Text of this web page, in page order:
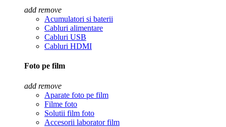
add remove
Acumulatori si baterii
Cabluri alimentare
Cabluri USB
Cabluri HDMI
Foto pe film
add remove
Aparate foto pe film
Filme foto
Solutii film foto
Accesorii laborator film